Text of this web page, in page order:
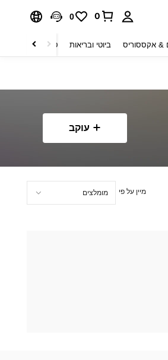
0
0
& אקססוריס ביוטי ובריאות טקסטיל לבית
עוקב
מיין על פי